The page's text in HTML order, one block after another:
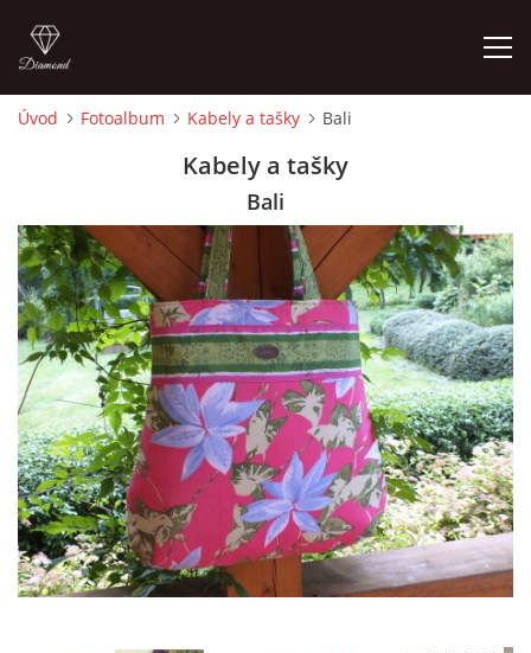
CEDULKY
MOJE POSLEDNÍ PRÁCE
jk-laguna@seznam.cz
Úvod Fotoalbum Kabely a tašky Bali
Kabely a tašky
Bali